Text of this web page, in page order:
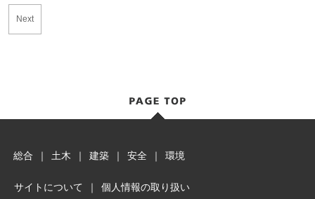
Next
総合 ｜ 土木 ｜ 建築 ｜ 安全 ｜ 環境
サイトについて ｜ 個人情報の取り扱い